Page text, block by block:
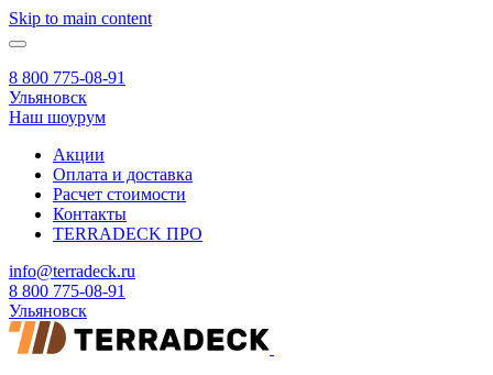
Skip to main content
8 800 775-08-91
Ульяновск
Наш шоурум
Акции
Оплата и доставка
Расчет стоимости
Контакты
TERRADECK ПРО
info@terradeck.ru
8 800 775-08-91
Ульяновск